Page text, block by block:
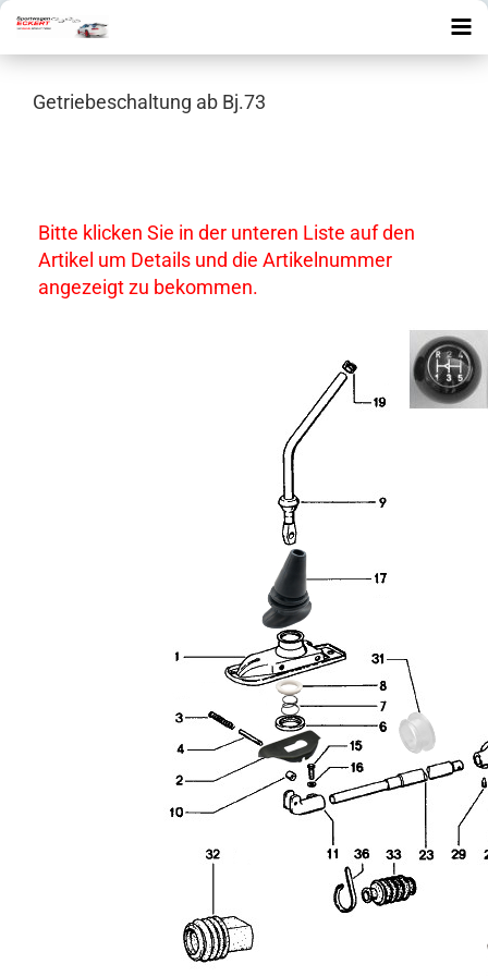
Getriebeschaltung ab Bj.73
Bitte klicken Sie in der unteren Liste auf den
Artikel um Details und die Artikelnummer
angezeigt zu bekommen.